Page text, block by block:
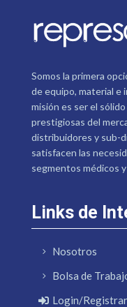
Somos la primera
de equipo, material e
misión es ser el
prestigiosas del
distribuidores y sub-
satisfacen las
segmentos médicos
Links de
Nosotros
Bolsa de
Login/